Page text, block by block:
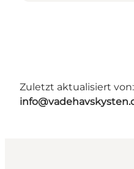
Zuletzt aktualisiert von: